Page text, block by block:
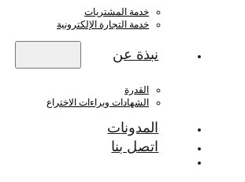
خدمة المشتريات
خدمة التجارة الإلكترونية
نبذة عن
القدرة
الشهادات وبراءات الاختراع
المدونات
اتصل بنا